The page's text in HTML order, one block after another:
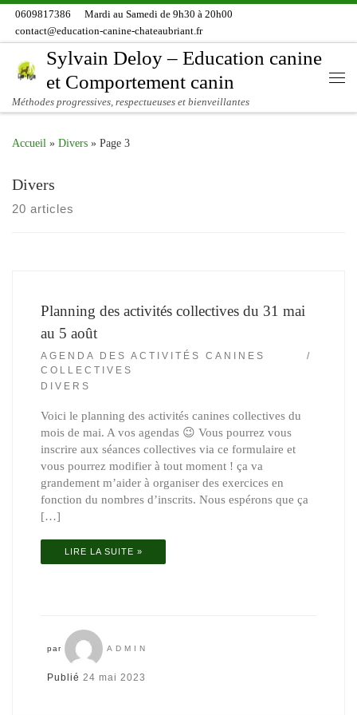
Skip to content
0609817386
Mardi au Samedi de 9h30 à 20h00
contact@education-canine-chateaubriant.fr
Sylvain Deloy – Education canine
et Comportement canin
Méthodes progressives, respectueuses et bienveillantes
Accueil » Divers » Page 3
Divers
20 articles
Planning des activités collectives du 31 mai
au 5 août
AGENDA DES ACTIVITÉS CANINES
COLLECTIVES
DIVERS
Voici le planning des activités canines collectives du
mois de mai. A vos agendas 😉 Vous pourrez vous
inscrire aux séances collectives via ce formulaire et
vous pourrez modifier à tout moment ! ça va
grandement m’aider à organiser des exercices en
fonction du nombres d’inscrits. Nous espérons que ça
[…]
LIRE LA SUITE »
par ADMIN
Publié24 mai 2023